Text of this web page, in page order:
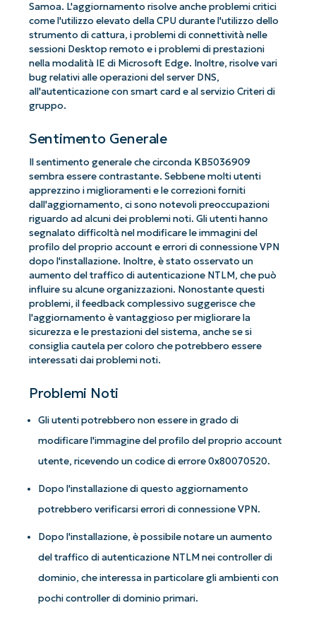
Samoa. L'aggiornamento risolve anche problemi critici
come l'utilizzo elevato della CPU durante l'utilizzo dello
strumento di cattura, i problemi di connettività nelle
sessioni Desktop remoto e i problemi di prestazioni
nella modalità IE di Microsoft Edge. Inoltre, risolve vari
bug relativi alle operazioni del server DNS,
all'autenticazione con smart card e al servizio Criteri di
gruppo.
Sentimento Generale
Il sentimento generale che circonda KB5036909
sembra essere contrastante. Sebbene molti utenti
apprezzino i miglioramenti e le correzioni forniti
dall'aggiornamento, ci sono notevoli preoccupazioni
riguardo ad alcuni dei problemi noti. Gli utenti hanno
segnalato difficoltà nel modificare le immagini del
profilo del proprio account e errori di connessione VPN
dopo l'installazione. Inoltre, è stato osservato un
aumento del traffico di autenticazione NTLM, che può
influire su alcune organizzazioni. Nonostante questi
problemi, il feedback complessivo suggerisce che
l'aggiornamento è vantaggioso per migliorare la
sicurezza e le prestazioni del sistema, anche se si
consiglia cautela per coloro che potrebbero essere
interessati dai problemi noti.
Problemi Noti
Gli utenti potrebbero non essere in grado di
modificare l'immagine del profilo del proprio account
utente, ricevendo un codice di errore 0x80070520.
Dopo l'installazione di questo aggiornamento
potrebbero verificarsi errori di connessione VPN.
Dopo l'installazione, è possibile notare un aumento
del traffico di autenticazione NTLM nei controller di
dominio, che interessa in particolare gli ambienti con
pochi controller di dominio primari.